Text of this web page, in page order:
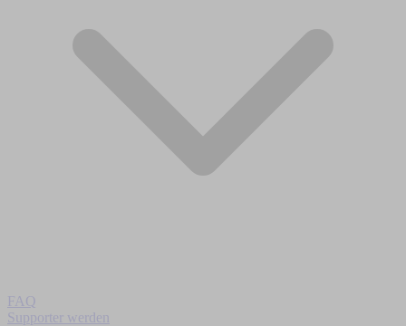
FAQ
Supporter werden